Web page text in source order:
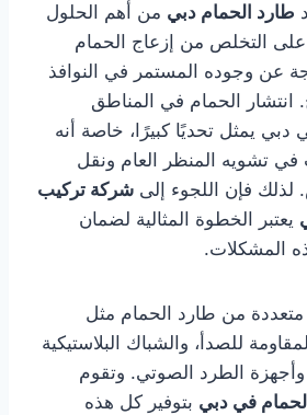
طارد الحمام دبي من أهم الحلول
على التخلص من إزعاج الحمام
عن وجوده المستمر في النوافذ
الحمام في المناطق
دبي يمثل تحديًا كبيرًا، خاصة أنه
تشويه المنظر العام ونقل
لذلك فإن اللجوء إلى شركة تركيب
يعتبر الخطوة المثالية لضمان
المشكلات.
متعددة من طارد الحمام مثل
للصدأ، والشباك البلاستيكية
وأجهزة الطرد الصوتي. وتقوم
في دبي بتوفير كل هذه